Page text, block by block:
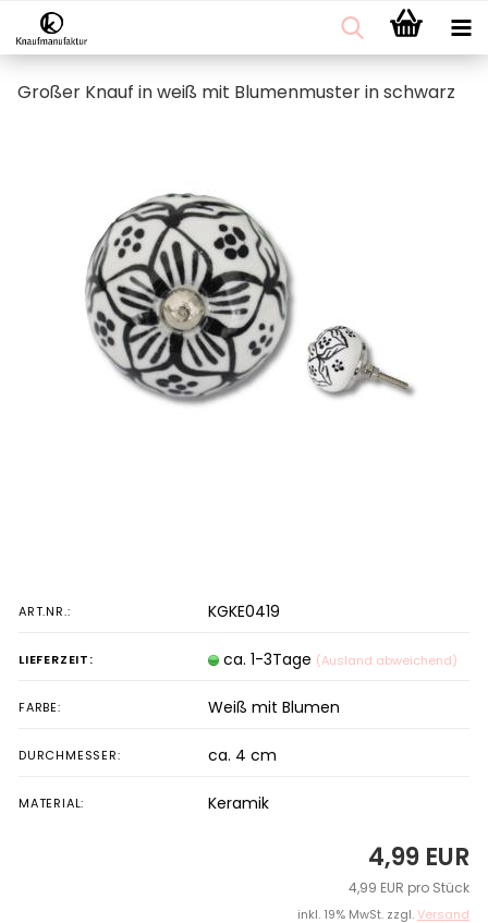
Großer Knauf in weiß mit Blumenmuster in schwarz
ART.NR.: KGKE0419
LIEFERZEIT: ca. 1-3Tage (Ausland abweichend)
FARBE: Weiß mit Blumen
DURCHMESSER: ca. 4 cm
MATERIAL: Keramik
4,99 EUR
4,99 EUR pro Stück
inkl. 19% MwSt. zzgl.Versand